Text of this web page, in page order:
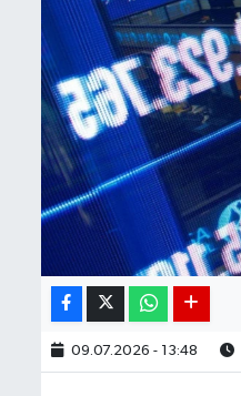
09.07.2026 - 13:48